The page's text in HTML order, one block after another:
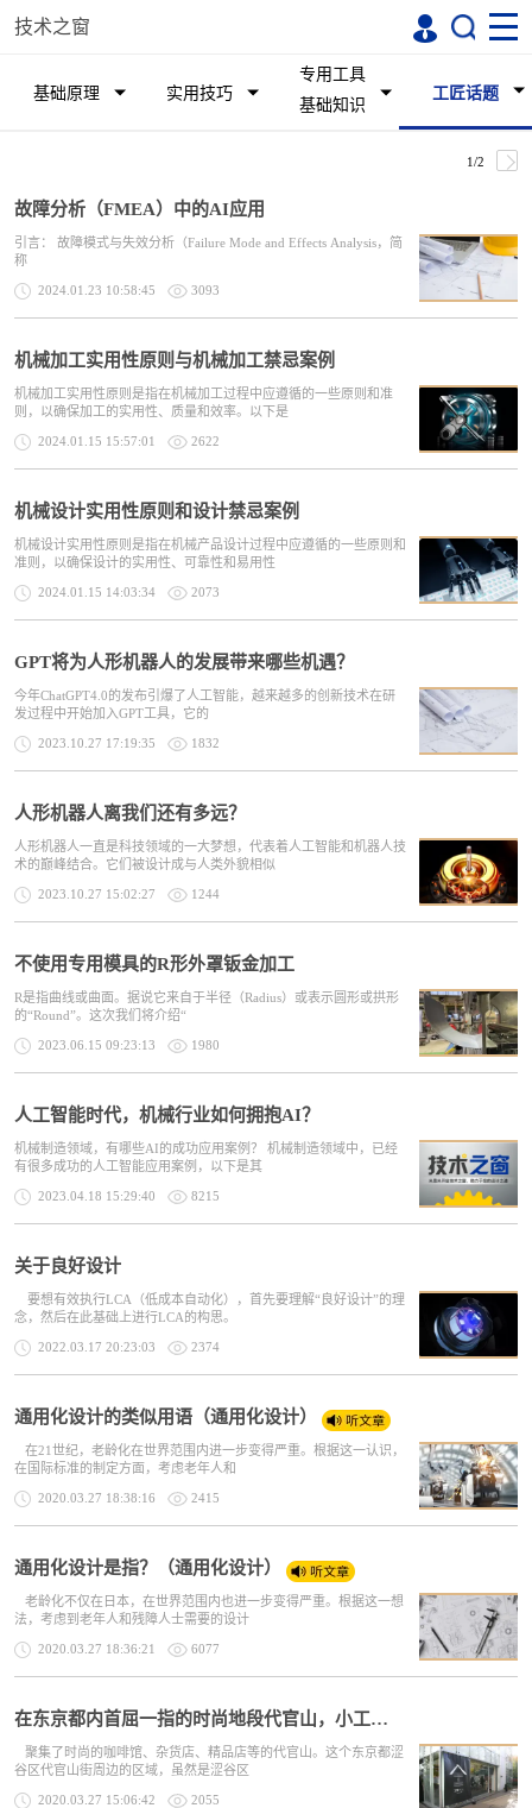
技术之窗
基础原理 实用技巧
专用工具
基础知识
工匠话题
1/2
故障分析（FMEA）中的AI应用
引言： 故障模式与失效分析（Failure Mode and Effects Analysis，简
称
2024.01.23 10:58:45 3093
机械加工实用性原则与机械加工禁忌案例
机械加工实用性原则是指在机械加工过程中应遵循的一些原则和准
则，以确保加工的实用性、质量和效率。以下是
2024.01.15 15:57:01 2622
机械设计实用性原则和设计禁忌案例
机械设计实用性原则是指在机械产品设计过程中应遵循的一些原则和
准则，以确保设计的实用性、可靠性和易用性
2024.01.15 14:03:34 2073
GPT将为人形机器人的发展带来哪些机遇？
今年ChatGPT4.0的发布引爆了人工智能，越来越多的创新技术在研
发过程中开始加入GPT工具，它的
2023.10.27 17:19:35 1832
人形机器人离我们还有多远？
人形机器人一直是科技领域的一大梦想，代表着人工智能和机器人技
术的巅峰结合。它们被设计成与人类外貌相似
2023.10.27 15:02:27 1244
不使用专用模具的R形外罩钣金加工
R是指曲线或曲面。据说它来自于半径（Radius）或表示圆形或拱形
的“Round”。这次我们将介绍“
2023.06.15 09:23:13 1980
人工智能时代，机械行业如何拥抱AI？
机械制造领域，有哪些AI的成功应用案例？ 机械制造领域中，已经
有很多成功的人工智能应用案例，以下是其
2023.04.18 15:29:40 8215
关于良好设计
要想有效执行LCA（低成本自动化），首先要理解“良好设计”的理
念，然后在此基础上进行LCA的构思。
2022.03.17 20:23:03 2374
通用化设计的类似用语（通用化设计）
在21世纪，老龄化在世界范围内进一步变得严重。根据这一认识，
在国际标准的制定方面，考虑老年人和
2020.03.27 18:38:16 2415
通用化设计是指？（通用化设计）
老龄化不仅在日本，在世界范围内也进一步变得严重。根据这一想
法，考虑到老年人和残障人士需要的设计
2020.03.27 18:36:21 6077
在东京都内首屈一指的时尚地段代官山，小工厂大集合？！记录“工厂展会”
聚集了时尚的咖啡馆、杂货店、精品店等的代官山。这个东京都涩
谷区代官山街周边的区域，虽然是涩谷区
2020.03.27 15:06:42 2055